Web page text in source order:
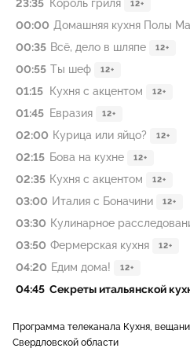
23:35 Король гриля 12+
00:00 Домашняя кухня Полы
00:35 Всё, дело в шляпе 12+
00:55 Ты шеф 12+
01:15 Кухня с акцентом 12+
01:45 Евразия 12+
02:00 Курица или яйцо? 12+
02:15 Бова на кухне 12+
02:35 Кухня с акцентом 12+
03:00 Италия с Боначини 12+
03:30 Кулинарное
03:50 Фермерская кухня 12+
04:20 Едим дома! 12+
04:45 Секреты итальянской
Программа телеканала Кухня,
Свердловской области